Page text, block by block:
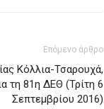
Επόμενο άρθρο
Κόλλια-Τσαρουχά,
τη 81η ΔΕΘ (Τρίτη 6
Σεπτεμβρίου 2016)